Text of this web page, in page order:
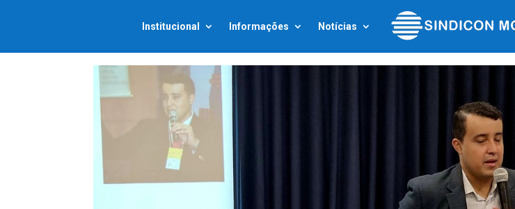
Institucional Informações Notícias